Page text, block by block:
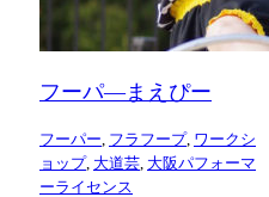
フーパ―まえぴー
フーパー, フラフープ, ワークシ
ョップ, 大道芸, 大阪パフォーマ
ーライセンス